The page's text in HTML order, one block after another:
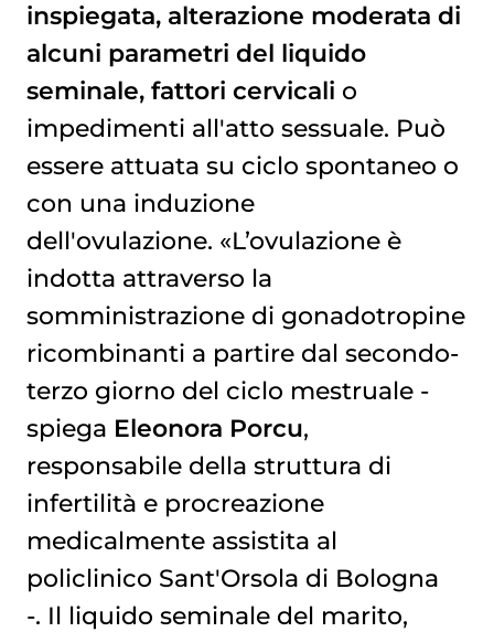
inspiegata, alterazione moderata di
alcuni parametri del liquido
seminale, fattori cervicali o
impedimenti all'atto sessuale. Può
essere attuata su ciclo spontaneo o
con una induzione
dell'ovulazione. «L’ovulazione è
indotta attraverso la
somministrazione di gonadotropine
ricombinanti a partire dal secondo-
terzo giorno del ciclo mestruale -
spiega Eleonora Porcu,
responsabile della struttura di
infertilità e procreazione
medicalmente assistita al
policlinico Sant'Orsola di Bologna
-. Il liquido seminale del marito,